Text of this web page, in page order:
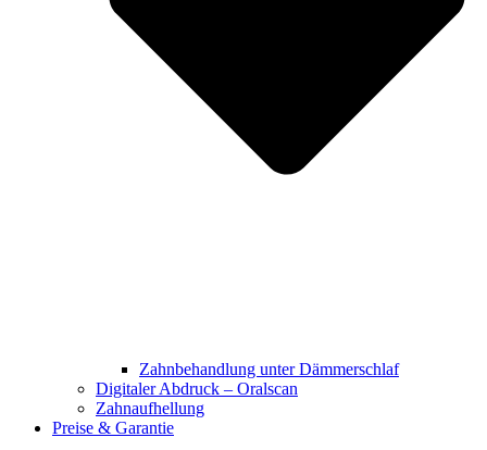
Zahnbehandlung unter Dämmerschlaf
Digitaler Abdruck – Oralscan
Zahnaufhellung
Preise & Garantie